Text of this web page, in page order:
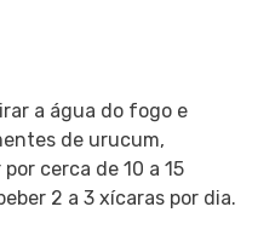
a água do fogo e
de urucum,
cerca de 10 a 15
2 a 3 xícaras por dia.